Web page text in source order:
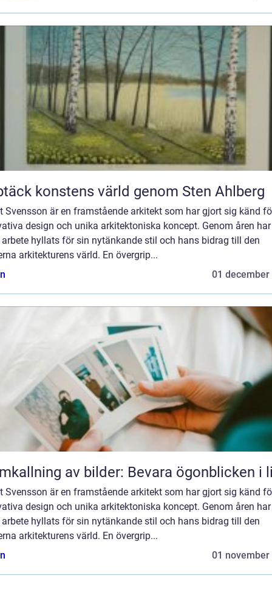
konstens värld genom Sten Ahlberg
Svensson är en framstående arkitekt som har gjort sig känd
design och unika arkitektoniska koncept. Genom åren har
hyllats för sin nytänkande stil och hans bidrag till den
arkitekturens värld. En övergrip...
01 december
av bilder: Bevara ögonblicken i
Svensson är en framstående arkitekt som har gjort sig känd
design och unika arkitektoniska koncept. Genom åren har
hyllats för sin nytänkande stil och hans bidrag till den
arkitekturens värld. En övergrip...
01 november